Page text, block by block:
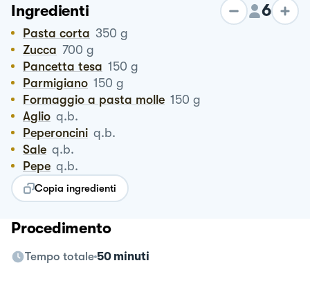
Ingredienti 6
Pasta corta 350 g
Zucca 700 g
Pancetta tesa 150 g
Parmigiano 150 g
Formaggio a pasta molle 150 g
Aglio q.b.
Peperoncini q.b.
Sale q.b.
Pepe q.b.
Copia ingredienti
Procedimento
Tempo totale 50 minuti